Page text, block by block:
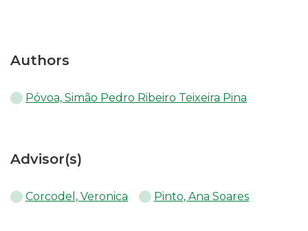
Authors
Póvoa, Simão Pedro Ribeiro Teixeira Pina
Advisor(s)
Corcodel, Veronica Pinto, Ana Soares